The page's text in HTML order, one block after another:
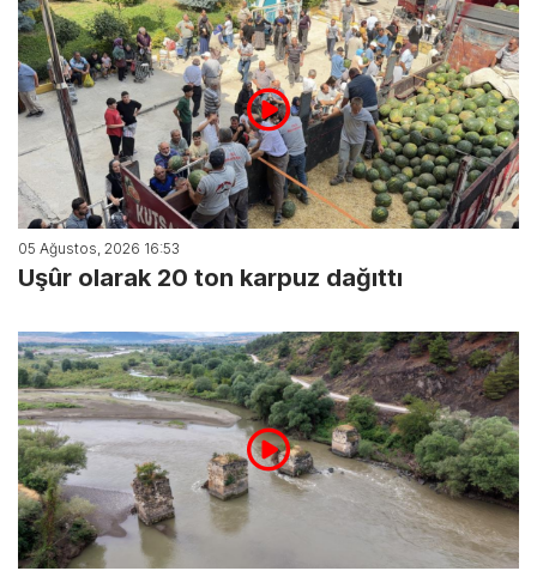
05 Ağustos, 2026 16:53
Uşûr olarak 20 ton karpuz dağıttı